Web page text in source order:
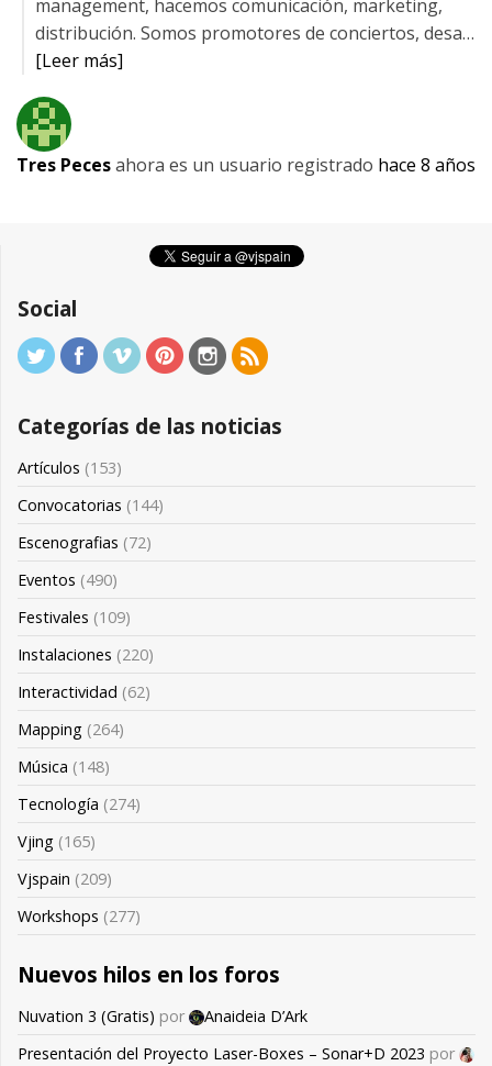
management, hacemos comunicación, marketing,
distribución. Somos promotores de conciertos, desa…
[Leer más]
Tres Pecesahora es un usuario registrado hace 8 años
Social
Categorías de las noticias
Artículos (153)
Convocatorias (144)
Escenografias (72)
Eventos (490)
Festivales (109)
Instalaciones (220)
Interactividad (62)
Mapping (264)
Música (148)
Tecnología (274)
Vjing (165)
Vjspain (209)
Workshops (277)
Nuevos hilos en los foros
Nuvation 3 (Gratis) por
Anaideia D’Ark
Presentación del Proyecto Laser-Boxes – Sonar+D 2023 por